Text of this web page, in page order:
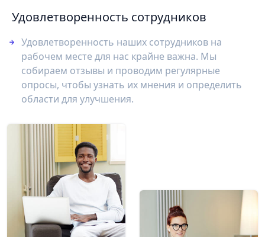
Удовлетворенность сотрудников
Удовлетворенность наших сотрудников на
рабочем месте для нас крайне важна. Мы
собираем отзывы и проводим регулярные
опросы, чтобы узнать их мнения и определить
области для улучшения.